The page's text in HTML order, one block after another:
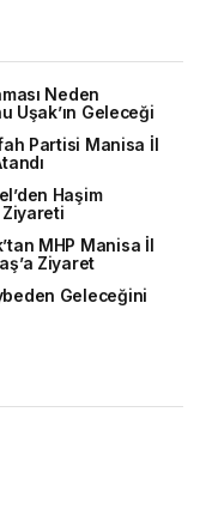
Neden
Uşak’ın Geleceği
Partisi Manisa İl
Haşim
Ziyareti
MHP Manisa İl
Ziyaret
Geleceğini